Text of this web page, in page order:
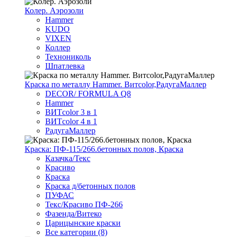
Колер. Аэрозоли
Hammer
KUDO
VIXEN
Коллер
Технониколь
Шпатлевка
Краска по металлу Hammer. Витcolor,РадугаМаллер
DECOR/ FORMULA Q8
Hammer
ВИТcolor 3 в 1
ВИТcolor 4 в 1
РадугаМаллер
Краска: ПФ-115/266.бетонных полов, Краска
Казачка/Текс
Красиво
Краска
Краска д/бетонных полов
ПУФАС
Текс/Красиво ПФ-266
Фазенда/Витеко
Царицынские краски
Все категории (8)